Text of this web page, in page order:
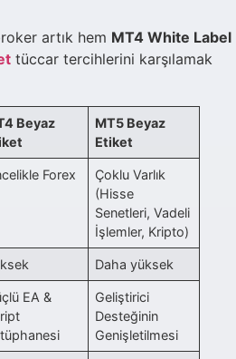
artık hem MT4 White Label
tüccar tercihlerini karşılamak
Beyaz
MT5 Beyaz
Etiket
Forex
Çoklu Varlık
(Hisse
Senetleri, Vadeli
İşlemler, Kripto)
Daha yüksek
EA &
Geliştirici
Desteğinin
Genişletilmesi